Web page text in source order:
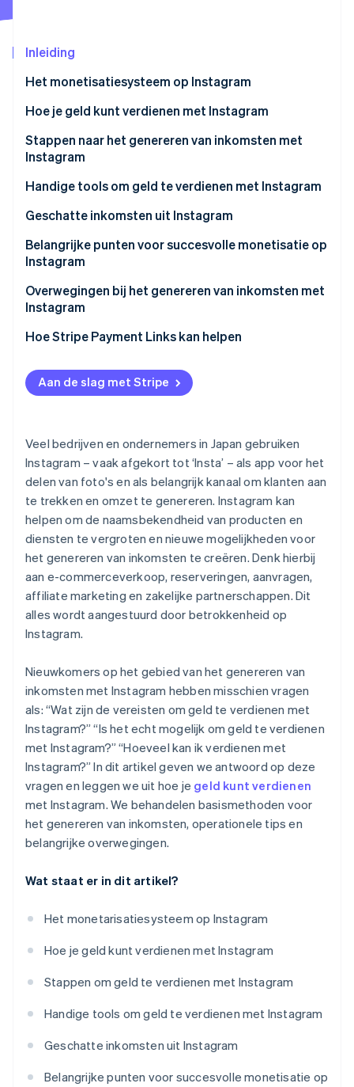
CO₂-verwijdering
Identity
Online identiteitsverificatie
Stripe Sessions 2026
Ontdek hoe Stripe de economische
Nu bekijken
Stripe App Marketplace
Inleiding
Het monetisatiesysteem op Instagram
Hoe je geld kunt verdienen met Instagram
Producten en diensten verkopen
Klantenverkeer stimuleren
Gebruik affiliate marketing
Gebruik officiële functies voor het genereren van
inkomsten
Moedig donaties aan tijdens livestreams
Stappen naar het genereren van inkomsten met
Instagram
Schakel over naar een professioneel account
Stel een doel
Bepaal je doelgroep
Begrijp het doel van de content
Creëer een pad naar actie
Handige tools om geld te verdienen met Instagram
Ontwerp
Analyse
Betaallinks
Geschatte inkomsten uit Instagram
Belangrijke punten voor succesvolle monetisatie op
Instagram
Kies een genre dat bij je past
Houd rekening met de behoeften van de markt en
het concurrentie-evenwicht
Verwacht voortdurende updates
Gebruik advertenties
Overwegingen bij het genereren van inkomsten met
Instagram
Stealthmarketing
Overdreven reclameclaims
Auteursrecht, beeld- en muziekrechten
Hoe Stripe Payment Links kan helpen
Aan de slag met Stripe
Veel bedrijven en ondernemers in Japan gebruiken
Instagram – vaak afgekort tot ‘Insta’ – als app voor het
delen van foto's en als belangrijk kanaal om klanten aan
te trekken en omzet te genereren. Instagram kan
helpen om de naamsbekendheid van producten en
diensten te vergroten en nieuwe mogelijkheden voor
het genereren van inkomsten te creëren. Denk hierbij
aan e-commerceverkoop, reserveringen, aanvragen,
affiliate marketing en zakelijke partnerschappen. Dit
alles wordt aangestuurd door betrokkenheid op
Instagram.
Nieuwkomers op het gebied van het genereren van
inkomsten met Instagram hebben misschien vragen
als: “Wat zijn de vereisten om geld te verdienen met
Instagram?” “Is het echt mogelijk om geld te verdienen
met Instagram?” “Hoeveel kan ik verdienen met
Instagram?” In dit artikel geven we antwoord op deze
vragen en leggen we uit hoe je geld kunt verdienen
met Instagram. We behandelen basismethoden voor
het genereren van inkomsten, operationele tips en
belangrijke overwegingen.
Wat staat er in dit artikel?
Het monetarisatiesysteem op Instagram
Hoe je geld kunt verdienen met Instagram
Stappen om geld te verdienen met Instagram
Handige tools om geld te verdienen met Instagram
Geschatte inkomsten uit Instagram
Belangrijke punten voor succesvolle monetisatie op